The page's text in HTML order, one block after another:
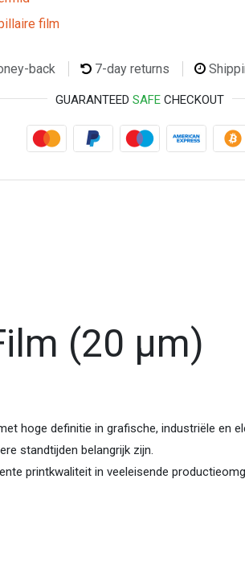
film
back 7-day returns
GUARANTEED SAFECHECKOUT
(20 µm)
hoge definitie in grafische, industriële en
standtijden belangrijk zijn.
printkwaliteit in veeleisende